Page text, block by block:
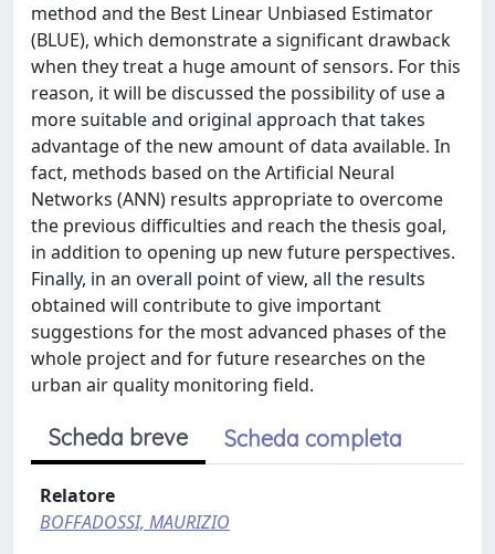
method and the Best Linear Unbiased Estimator
(BLUE), which demonstrate a significant drawback
when they treat a huge amount of sensors. For this
reason, it will be discussed the possibility of use a
more suitable and original approach that takes
advantage of the new amount of data available. In
fact, methods based on the Artificial Neural
Networks (ANN) results appropriate to overcome
the previous difficulties and reach the thesis goal,
in addition to opening up new future perspectives.
Finally, in an overall point of view, all the results
obtained will contribute to give important
suggestions for the most advanced phases of the
whole project and for future researches on the
urban air quality monitoring field.
Scheda breve Scheda completa
Relatore
BOFFADOSSI, MAURIZIO